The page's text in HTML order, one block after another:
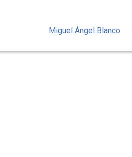
Miguel Ángel Blanco